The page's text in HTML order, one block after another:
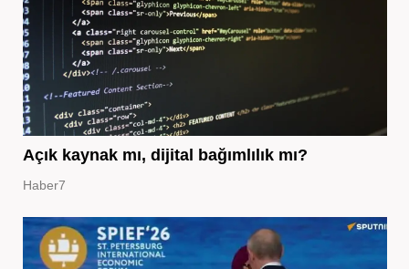
Açık kaynak mı, dijital bağımlılık mı?
Haber7